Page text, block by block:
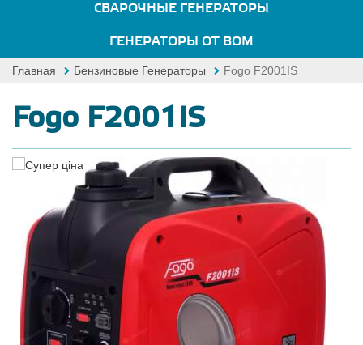
СВАРОЧНЫЕ ГЕНЕРАТОРЫ
ГЕНЕРАТОРЫ ОТ ВОМ
Главная Бензиновые Генераторы Fogo F2001IS
Fogo F2001IS